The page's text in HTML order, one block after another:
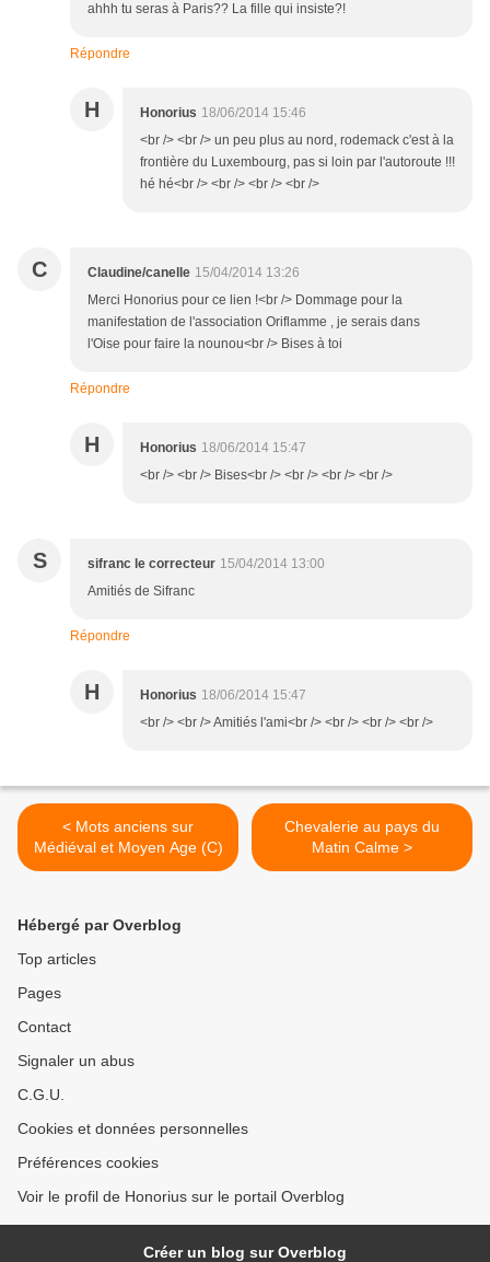
ahhh tu seras à Paris?? La fille qui insiste?!
Répondre
H Honorius 18/06/2014 15:46
<br /> <br /> un peu plus au nord, rodemack c'est à la
frontière du Luxembourg, pas si loin par l'autoroute !!!
hé hé<br /> <br /> <br /> <br />
C Claudine/canelle 15/04/2014 13:26
Merci Honorius pour ce lien !<br /> Dommage pour la
manifestation de l'association Oriflamme , je serais dans
l'Oise pour faire la nounou<br /> Bises à toi
Répondre
H Honorius 18/06/2014 15:47
<br /> <br /> Bises<br /> <br /> <br /> <br />
S sifranc le correcteur 15/04/2014 13:00
Amitiés de Sifranc
Répondre
H Honorius 18/06/2014 15:47
<br /> <br /> Amitiés l'ami<br /> <br /> <br /> <br />
< Mots anciens sur
Médiéval et Moyen Age (C)
Chevalerie au pays du
Matin Calme >
Hébergé par Overblog
Top articles
Pages
Contact
Signaler un abus
C.G.U.
Cookies et données personnelles
Préférences cookies
Voir le profil de Honorius sur le portail Overblog
Créer un blog sur Overblog